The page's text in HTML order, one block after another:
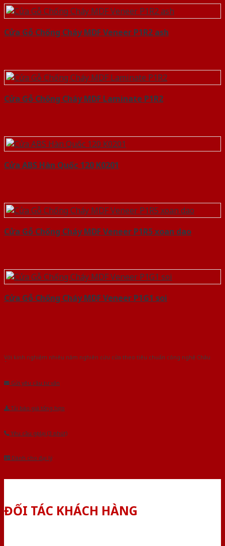
Cửa Gỗ Chống Cháy MDF Veneer P1R2 ash
Cửa Gỗ Chống Cháy MDF Laminate P1R2
Cửa ABS Hàn Quốc 120 K0201
Cửa Gỗ Chống Cháy MDF Veneer P1R5 xoan dao
Cửa Gỗ Chống Cháy MDF Veneer P1G1 soi
Với kinh nghiệm nhiêu năm nghiên cứu cửa theo tiêu chuẩn công nghệ Châu
Gửi yêu cầu tư vấn
Tải báo giá tổng hợp
Yêu cầu gọi lại (3 phút)
Dành cho đại lý
ĐỐI TÁC KHÁCH HÀNG